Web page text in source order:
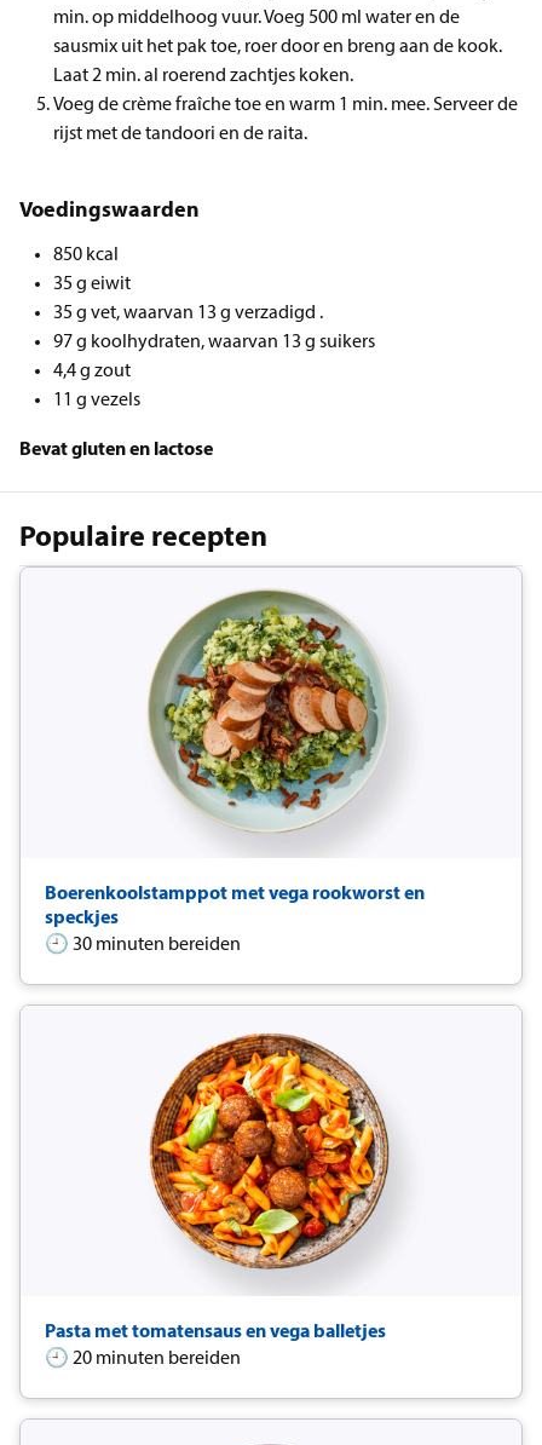
min. op middelhoog vuur. Voeg 500 ml water en de
sausmix uit het pak toe, roer door en breng aan de kook.
Laat 2 min. al roerend zachtjes koken.
Voeg de crème fraîche toe en warm 1 min. mee. Serveer de
rijst met de tandoori en de raita.
Voedingswaarden
850 kcal
35 g eiwit
35 g vet, waarvan 13 g verzadigd .
97 g koolhydraten, waarvan 13 g suikers
4,4 g zout
11 g vezels
Bevat gluten en lactose
Populaire recepten
Boerenkoolstamppot met vega rookworst en
speckjes
🕘 30 minuten bereiden
Pasta met tomatensaus en vega balletjes
🕘 20 minuten bereiden